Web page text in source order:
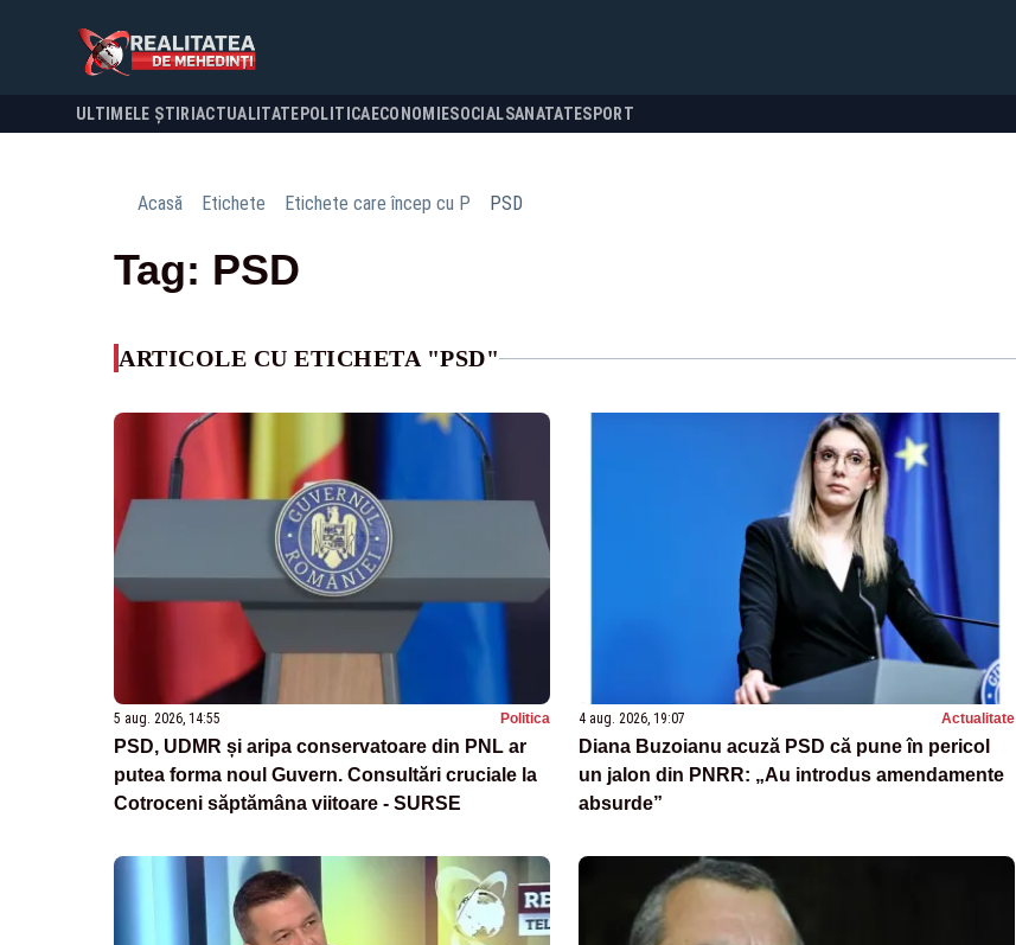
ULTIMELE ȘTIRI ACTUALITATE POLITICA ECONOMIESOCIALSANATATESPORT
Acasă Etichete Etichete care încep cu P PSD
Tag: PSD
ARTICOLE CU ETICHETA "PSD"
5 aug. 2026, 14:55 Politica
PSD, UDMR și aripa conservatoare din PNL ar
putea forma noul Guvern. Consultări cruciale la
Cotroceni săptămâna viitoare - SURSE
4 aug. 2026, 19:07 Actualitate
Diana Buzoianu acuză PSD că pune în pericol
un jalon din PNRR: „Au introdus amendamente
absurde”